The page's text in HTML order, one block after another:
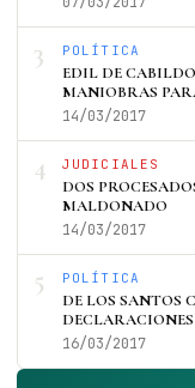
3 POLÍTICA
EDIL DE
MANIOBRAS
14/03/2017
4 JUDICIALES
DOS
MALDONADO
14/03/2017
5 POLÍTICA
DE LOS SANTOS
16/03/2017